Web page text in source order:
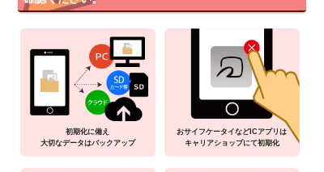
初期化に備え
大切なデータはバックアップ
おサイフケータイなどICアプリは
キャリアショップにて初期化